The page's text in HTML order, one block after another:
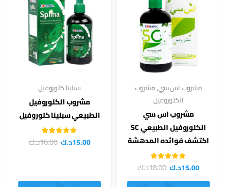
مشروب اس سي,مشروب
الكلوروفيل
مشروب اس سي
الكلوروفيل الطبيعي SC
اكتشف فوائده المدهشة
تم التقييم
4.50 من 515.00د.ك 18.00د.ك
سبلينا كلوروفيل
مشروب الكلوروفيل
الطبيعي سبلينا كلوروفيل
تم التقييم
4.50 من 515.00د.ك 16.00د.ك